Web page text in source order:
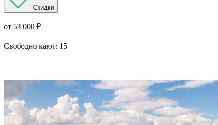
Скидки
от 53 000 ₽
Свободно кают: 15